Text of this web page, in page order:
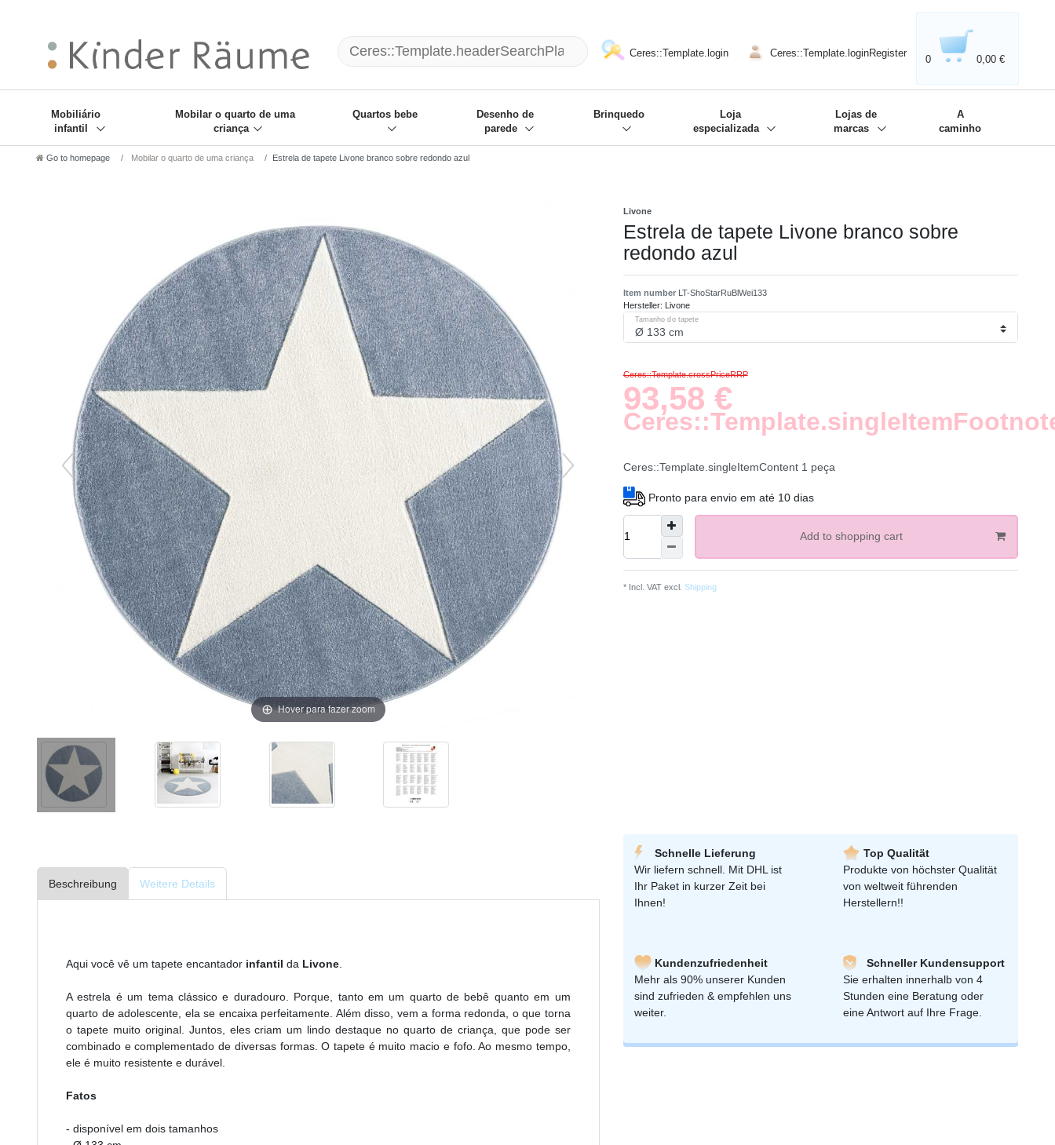
Ceres::Template.login Ceres::Template.loginRegister
0 0,00 €
Mobiliário
infantil
Mobilar o quarto de uma
criança
Quartos bebe
Desenho de
parede
Brinquedo
Loja
especializada
Lojas de
marcas
A
caminho
Go to homepage Mobilar o quarto de uma criança Estrela de tapete Livone branco sobre redondo azul
Hover para fazer zoom
Livone
Estrela de tapete Livone branco sobre
redondo azul
Item number LT-ShoStarRuBlWei133
Hersteller: Livone
Tamanho do tapete
Ceres::Template.crossPriceRRP
93,58 €
Ceres::Template.singleItemContent 1 peça
Pronto para envio em até 10 dias
Add to shopping cart
* Incl. VAT excl. Shipping
Beschreibung Weitere Details
Aqui você vê um tapete encantador infantil da Livone.
A estrela é um tema clássico e duradouro. Porque, tanto em um quarto de bebê quanto em um
quarto de adolescente, ela se encaixa perfeitamente. Além disso, vem a forma redonda, o que torna
o tapete muito original. Juntos, eles criam um lindo destaque no quarto de criança, que pode ser
combinado e complementado de diversas formas. O tapete é muito macio e fofo. Ao mesmo tempo,
ele é muito resistente e durável.
Fatos
- disponível em dois tamanhos
Schnelle Lieferung
Wir liefern schnell. Mit DHL ist
Ihr Paket in kurzer Zeit bei
Ihnen!
Top Qualität
Produkte von höchster Qualität
von weltweit führenden
Herstellern!!
Kundenzufriedenheit
Mehr als 90% unserer Kunden
sind zufrieden & empfehlen uns
weiter.
Schneller Kundensupport
Sie erhalten innerhalb von 4
Stunden eine Beratung oder
eine Antwort auf Ihre Frage.